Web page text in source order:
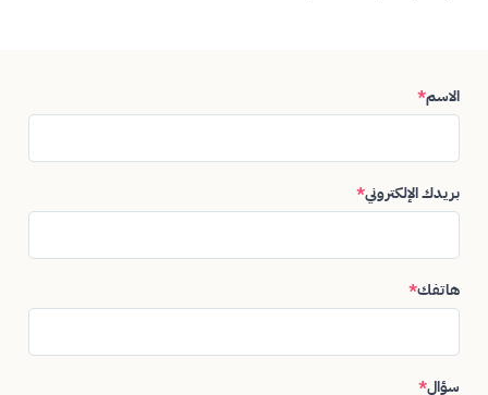
الاسم*
بريدك الإلكتروني*
هاتفك*
سؤال*